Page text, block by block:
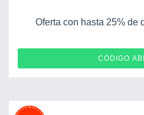
Oferta con hasta 25% de
CÓDIGO